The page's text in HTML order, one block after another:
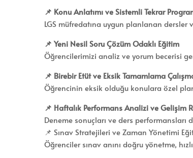
📌 Konu Anlatımı ve Sistemli Tekrar
LGS müfredatına uygun planlanan dersler
📌 Yeni Nesil Soru Çözüm Odaklı Eğitim
Öğrencilerimizi analiz ve yorum becerisi
📌 Birebir Etüt ve Eksik Tamamlama
Öğrencinin eksik olduğu konulara özel
📌 Haftalık Performans Analizi ve Gelişim
Deneme sonuçları ve ders
📌 Sınav Stratejileri ve Zaman Yönetimi
Öğrenciler sınav anını doğru yönetme,